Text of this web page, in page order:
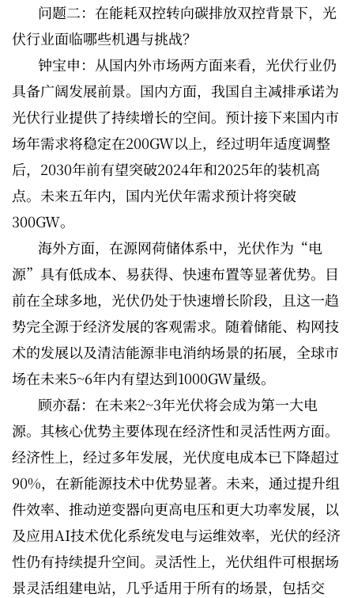
问题二：在能耗双控转向碳排放双控背景下，光
伏行业面临哪些机遇与挑战？
钟宝申：从国内外市场两方面来看，光伏行业仍
具备广阔发展前景。国内方面，我国自主减排承诺为
光伏行业提供了持续增长的空间。预计接下来国内市
场年需求将稳定在200GW以上，经过明年适度调整
后，2030年前有望突破2024年和2025年的装机高
点。未来五年内，国内光伏年需求预计将突破
300GW。
海外方面，在源网荷储体系中，光伏作为“电
源”具有低成本、易获得、快速布置等显著优势。目
前在全球多地，光伏仍处于快速增长阶段，且这一趋
势完全源于经济发展的客观需求。随着储能、构网技
术的发展以及清洁能源非电消纳场景的拓展，全球市
场在未来5~6年内有望达到1000GW量级。
顾亦磊：在未来2~3年光伏将会成为第一大电
源。其核心优势主要体现在经济性和灵活性两方面。
经济性上，经过多年发展，光伏度电成本已下降超过
90%，在新能源技术中优势显著。未来，通过提升组
件效率、推动逆变器向更高电压和更大功率发展，以
及应用AI技术优化系统发电与运维效率，光伏的经济
性仍有持续提升空间。灵活性上，光伏组件可根据场
景灵活组建电站，几乎适用于所有的场景，包括交